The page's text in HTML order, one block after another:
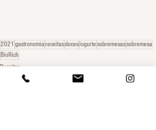
2021 gastronomiareceitasdocesiogurtesobremesassobremesa
BioRich
Receitas